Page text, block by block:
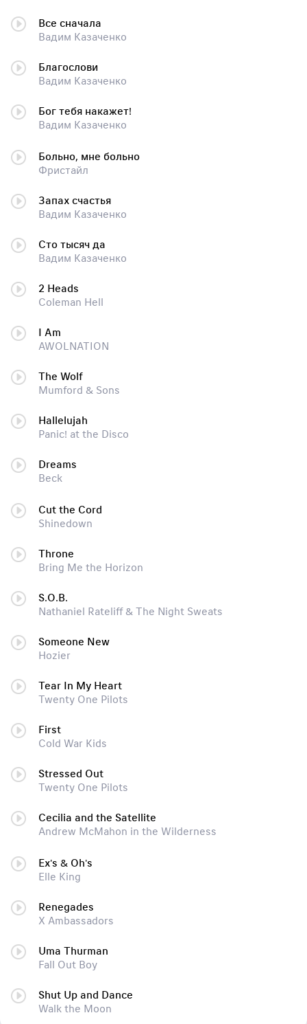
Все сначала
Вадим Казаченко
Благослови
Вадим Казаченко
Бог тебя накажет!
Вадим Казаченко
Больно, мне больно
Фристайл
Запах счастья
Вадим Казаченко
Сто тысяч да
Вадим Казаченко
2 Heads
Coleman Hell
I Am
AWOLNATION
The Wolf
Mumford & Sons
Hallelujah
Panic! at the Disco
Dreams
Beck
Cut the Cord
Shinedown
Throne
Bring Me the Horizon
S.O.B.
Nathaniel Rateliff & The Night Sweats
Someone New
Hozier
Tear In My Heart
Twenty One Pilots
First
Cold War Kids
Stressed Out
Twenty One Pilots
Cecilia and the Satellite
Andrew McMahon in the Wilderness
Ex's & Oh's
Elle King
Renegades
X Ambassadors
Uma Thurman
Fall Out Boy
Shut Up and Dance
Walk the Moon